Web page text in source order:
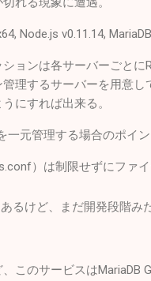
Node.js v0.11.14,
ョンは各サーバーごとに
理するサーバーを用意し
にすれば出来る。
一元管理する場合のポイン
）は制限せずにファ
るけど、まだ開発段階み
このサービスはMariaDB